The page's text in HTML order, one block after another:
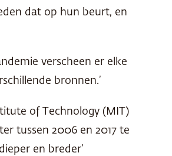
dat op hun beurt, en
verscheen er elke
bronnen.’
of Technology (MIT)
tussen 2006 en 2017 te
en breder’